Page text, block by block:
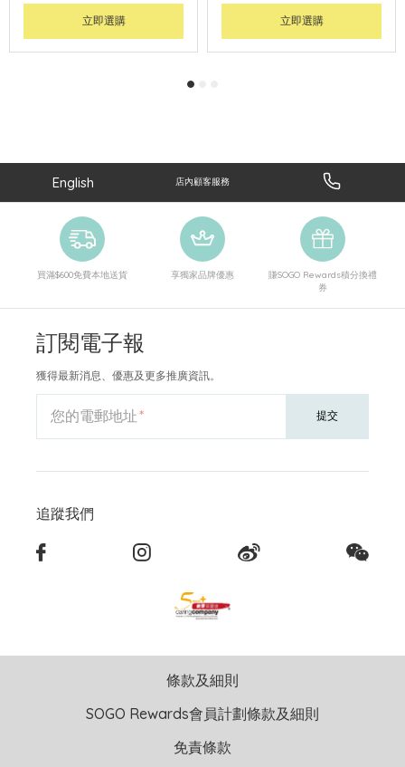
立即選購 立即選購
English 店內顧客服務
買滿$600免費本地送貨 享獨家品牌優惠
賺SOGO Rewards積分換禮
券
訂閱電子報
獲得最新消息、優惠及更多推廣資訊。
您的電郵地址 提交
追蹤我們
條款及細則
SOGO Rewards會員計劃條款及細則
免責條款